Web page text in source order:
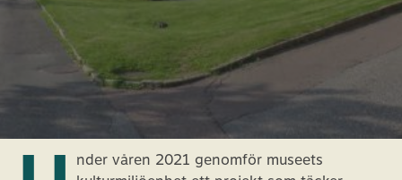
nder våren 2021 genomför museets